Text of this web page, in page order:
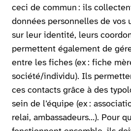
ceci de commun : ils
données personnelles de vos
sur leur identité, leurs
permettent également de
entre les fiches (ex : fiche
société/individu). Ils
ces contacts grâce à des
sein de l’équipe (ex :
relai, ambassadeurs…). Pour